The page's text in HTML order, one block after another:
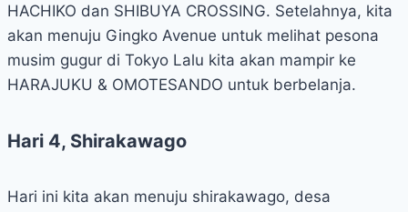
HACHIKO dan SHIBUYA CROSSING. Setelahnya, kita
akan menuju Gingko Avenue untuk melihat pesona
musim gugur di Tokyo Lalu kita akan mampir ke
HARAJUKU & OMOTESANDO untuk berbelanja.
Hari 4, Shirakawago
Hari ini kita akan menuju shirakawago, desa